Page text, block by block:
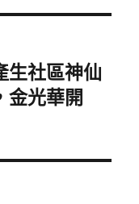
生社區神仙
金光華開